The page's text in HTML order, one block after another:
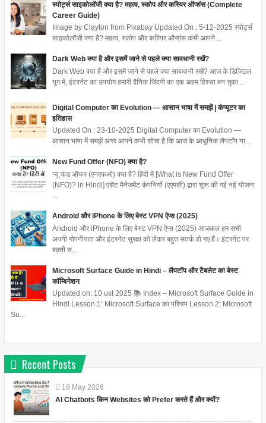
स्पोर्ट्स साइकोलॉजी क्या है? महत्व, स्कोप और करियर ऑप्शंस (Complete
Career Guide)
Image by Clayton from Pixabay Updated On : 5-12-2025 स्पोर्ट्स
साइकोलॉजी क्या है? महत्व, स्कोप और करियर ऑप्शंस कभी आपने ...
Dark Web क्या है और इसमें जाने से पहले क्या सावधानी रखें?
Dark Web क्या है और इसमें जाने से पहले क्या सावधानी रखें? आज के डिजिटल
युग में, इंटरनेट का उपयोग हमारी दैनिक जिंदगी का एक अहम हिस्सा बन चुका...
Digital Computer का Evolution — आसान भाषा में समझें | कंप्यूटर का
इतिहास
Updated On : 23-10-2025 Digital Computer का Evolution —
आसान भाषा में समझें अगर आपने कभी सोचा है कि आज के आधुनिक लैपटॉप या...
New Fund Offer (NFO) क्या है?
न्यू फंड ऑफर (एनएफओ) क्या है? हिंदी में [What is New Fund Offer
(NFO)? in Hindi] एसेट मैनेजमेंट कंपनियों (एएमसी) द्वारा शुरू की गई नई योजना
Android और iPhone के लिए बेस्ट VPN ऐप्स (2025)
Android और iPhone के लिए बेस्ट VPN ऐप्स (2025) आजकल हम सभी
अपनी गोपनीयता और इंटरनेट सुरक्षा को लेकर बहुत सतर्क हो गए हैं। इंटरनेट पर
बढ़ती स...
Microsoft Surface Guide in Hindi – लैपटॉप और टैबलेट का बेस्ट
कॉम्बिनेशन
Updated on: 10 ust 2025 📚 Index – Microsoft Surface Guide in
Hindi Lesson 1: Microsoft Surface का परिचय Lesson 2: Microsoft
Su...
Recent Posts
18 May 2026
AI Chatbots किन Websites को Prefer करते हैं और क्यों?